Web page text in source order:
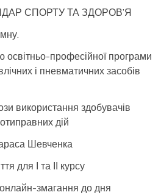
СПОРТУ ТА ЗДОРОВ’Я
професійної програми
і пневматичних засобів
використання здобувачів
дій
Шевченка
для І та ІІ курсу
змагання до дня